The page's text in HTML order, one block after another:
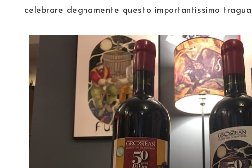
celebrare degnamente questo importantissimo